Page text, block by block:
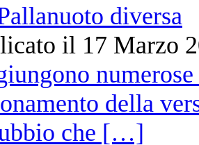
diversa
il 17 Marzo